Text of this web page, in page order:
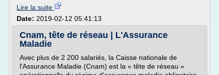
Lire la suite
Date: 2019-02-12 05:41:13
Cnam, tête de réseau | L'Assurance
Maladie
Avec plus de 2 200 salariés, la Caisse nationale de
l'Assurance Maladie (Cnam) est la « tête de réseau »